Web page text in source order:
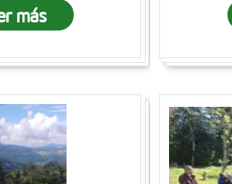
más